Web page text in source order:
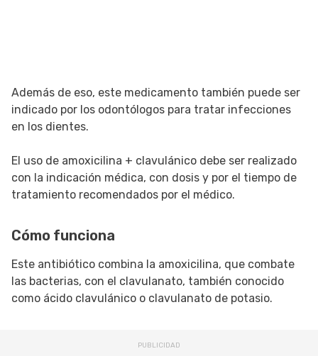
Además de eso, este medicamento también puede ser
indicado por los odontólogos para tratar infecciones
en los dientes.
El uso de amoxicilina + clavulánico debe ser realizado
con la indicación médica, con dosis y por el tiempo de
tratamiento recomendados por el médico.
Cómo funciona
Este antibiótico combina la amoxicilina, que combate
las bacterias, con el clavulanato, también conocido
como ácido clavulánico o clavulanato de potasio.